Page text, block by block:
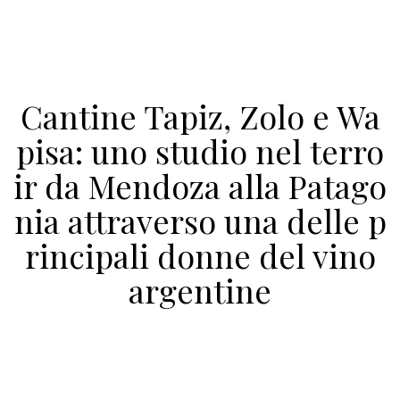
Cantine Tapiz, Zolo e Wa
pisa: uno studio nel terro
ir da Mendoza alla Patago
nia attraverso una delle p
rincipali donne del vino
argentine